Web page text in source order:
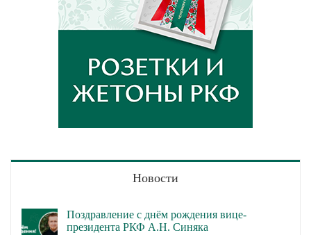
Новости
Поздравление с днём рождения вице-
президента РКФ А.Н. Синяка